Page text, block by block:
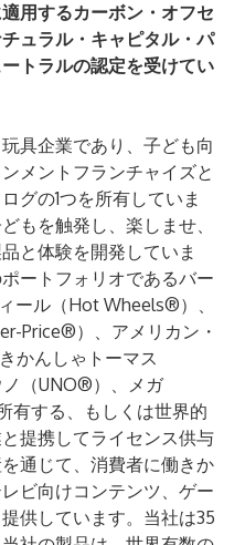
用するカーボン・オフセ
ュラル・キャピタル・パ
トラルの認定を受けてい
具企業であり、子ども向
メントフランチャイズと
グの1つを所有していま
もを触発し、楽しませ、
と体験を開発していま
ートフォリオであるバー
ール（Hot Wheels®）、
Price®）、アメリカン・
かんしゃトーマス
ノ（UNO®）、メガ
有する、もしくは世界的
提携してライセンス供与
通じて、消費者に働きか
ビ向けコンテンツ、ゲー
供しています。当社は35